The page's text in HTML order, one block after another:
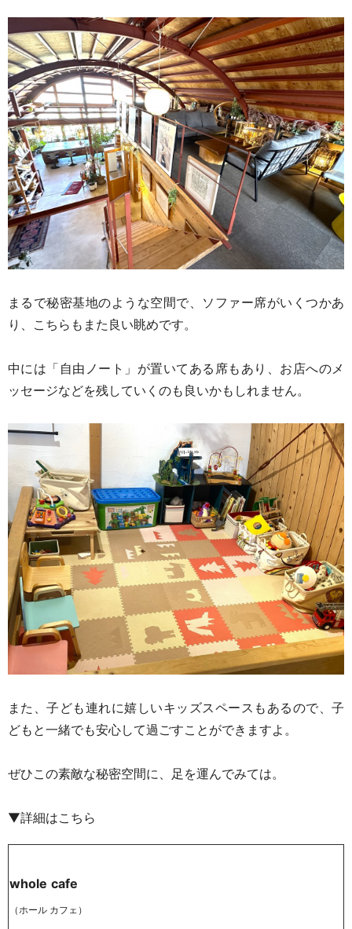
まるで秘密基地のような空間で、ソファー席がいくつかあ
り、こちらもまた良い眺めです。
中には「自由ノート」が置いてある席もあり、お店へのメ
ッセージなどを残していくのも良いかもしれません。
また、子ども連れに嬉しいキッズスペースもあるので、子
どもと一緒でも安心して過ごすことができますよ。
ぜひこの素敵な秘密空間に、足を運んでみては。
▼詳細はこちら
whole cafe
（ホール カフェ ）